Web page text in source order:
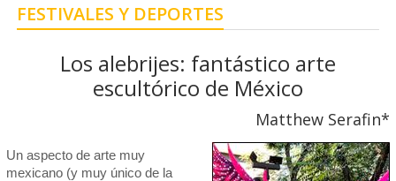
FESTIVALES Y DEPORTES
Los alebrijes: fantástico arte
escultórico de México
Matthew Serafin*
Un aspecto de arte muy
mexicano (y muy único de la